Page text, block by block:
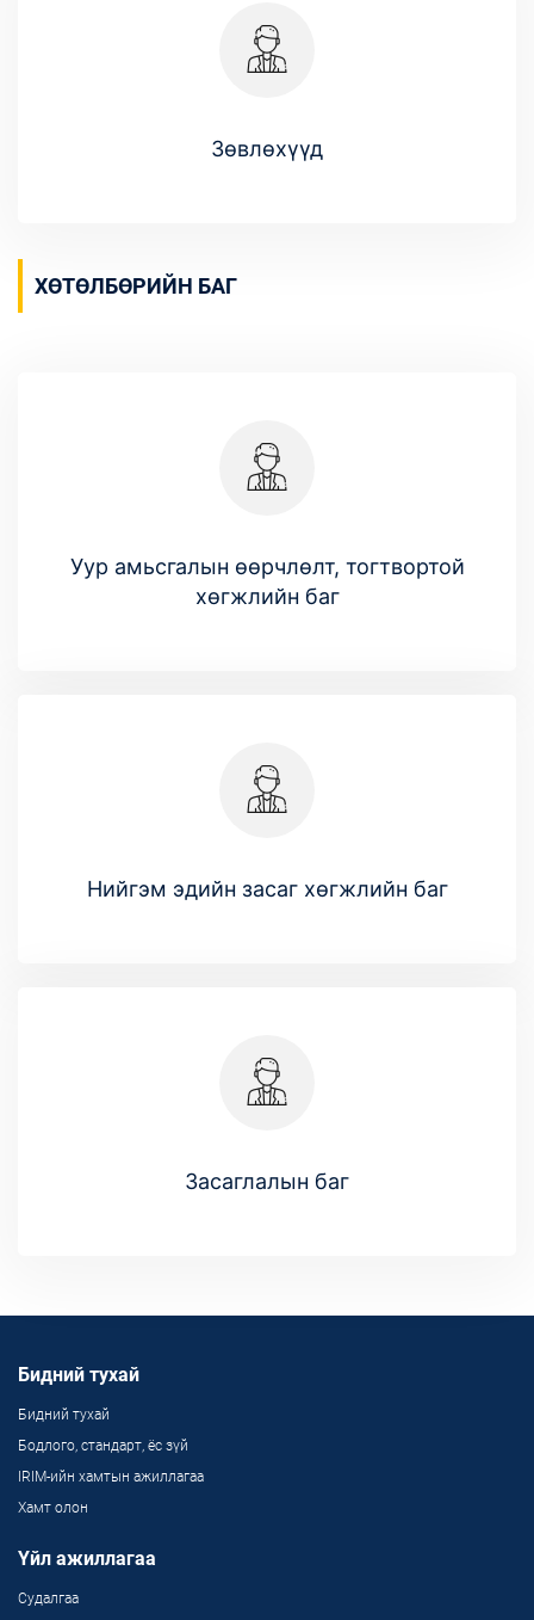
Зөвлөхүүд
ХӨТӨЛБӨРИЙН БАГ
Уур амьсгалын өөрчлөлт, тогтвортой
хөгжлийн баг
Нийгэм эдийн засаг хөгжлийн баг
Засаглалын баг
Бидний тухай
Бидний тухай
Бодлого, стандарт, ёс зүй
IRIM-ийн хамтын ажиллагаа
Хамт олон
Үйл ажиллагаа
Судалгаа